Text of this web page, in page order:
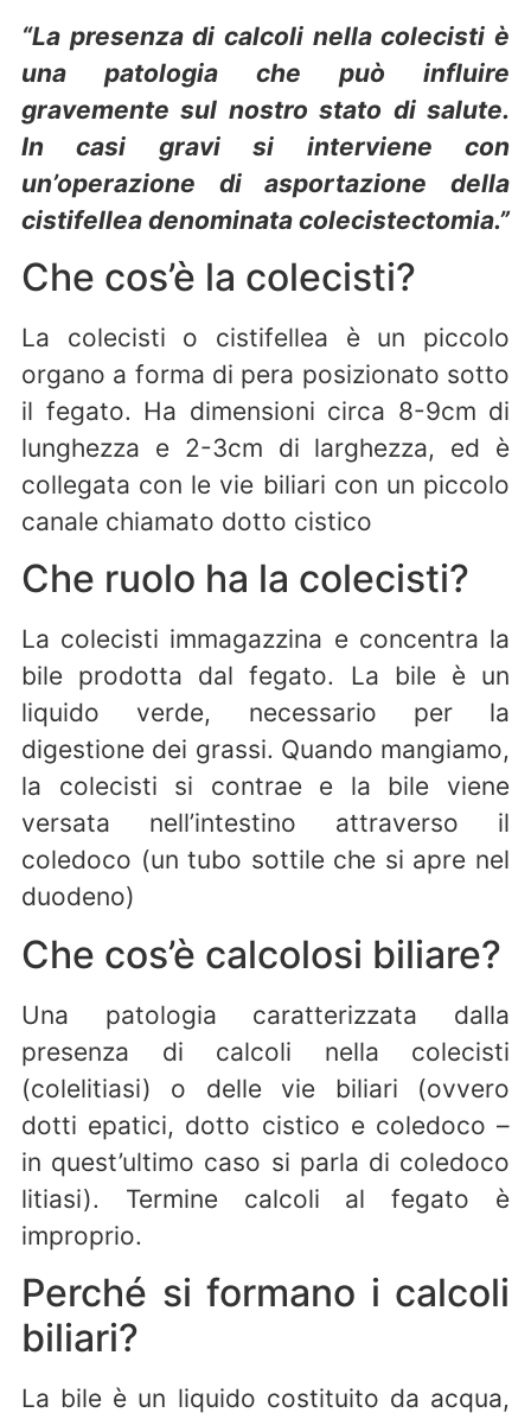
“La presenza di calcoli nella colecisti è
una patologia che può influire
gravemente sul nostro stato di salute.
In casi gravi si interviene con
un’operazione di asportazione della
cistifellea denominata colecistectomia.”
Che cos’è la colecisti?
La colecisti o cistifellea è un piccolo
organo a forma di pera posizionato sotto
il fegato. Ha dimensioni circa 8-9cm di
lunghezza e 2-3cm di larghezza, ed è
collegata con le vie biliari con un piccolo
canale chiamato dotto cistico
Che ruolo ha la colecisti?
La colecisti immagazzina e concentra la
bile prodotta dal fegato. La bile è un
liquido verde, necessario per la
digestione dei grassi. Quando mangiamo,
la colecisti si contrae e la bile viene
versata nell’intestino attraverso il
coledoco (un tubo sottile che si apre nel
duodeno)
Che cos’è calcolosi biliare?
Una patologia caratterizzata dalla
presenza di calcoli nella colecisti
(colelitiasi) o delle vie biliari (ovvero
dotti epatici, dotto cistico e coledoco –
in quest’ultimo caso si parla di coledoco
litiasi). Termine calcoli al fegato è
improprio.
Perché si formano i calcoli
biliari?
La bile è un liquido costituito da acqua,